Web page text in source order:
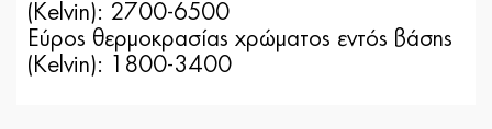
(Kelvin): 2700-6500
Εύρος θερμοκρασίας χρώματος εντός βάσης
(Kelvin): 1800-3400